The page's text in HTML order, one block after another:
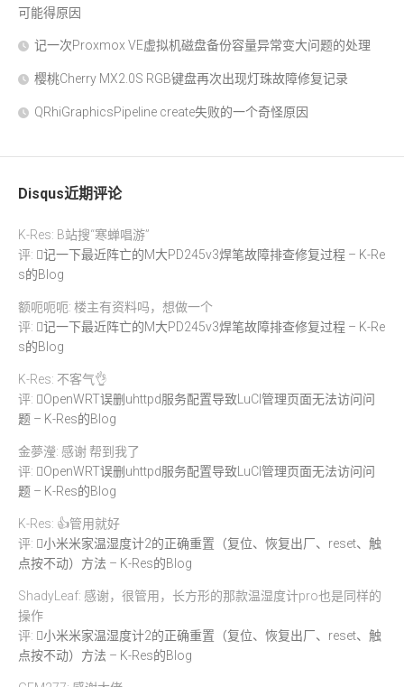
可能得原因
记一次Proxmox VE虚拟机磁盘备份容量异常变大问题的处理
樱桃Cherry MX2.0S RGB键盘再次出现灯珠故障修复记录
QRhiGraphicsPipeline create失败的一个奇怪原因
Disqus近期评论
K-Res: B站搜“寒蝉唱游”
评:
记一下最近阵亡的M大PD245v3焊笔故障排查修复过程 – K-Re
s的Blog
额呃呃呃: 楼主有资料吗，想做一个
评:
记一下最近阵亡的M大PD245v3焊笔故障排查修复过程 – K-Re
s的Blog
K-Res: 不客气👌
评:
OpenWRT误删uhttpd服务配置导致LuCI管理页面无法访问问
题 – K-Res的Blog
金夢瀅: 感谢 帮到我了
评:
OpenWRT误删uhttpd服务配置导致LuCI管理页面无法访问问
题 – K-Res的Blog
K-Res: 👍管用就好
评:
小米米家温湿度计2的正确重置（复位、恢复出厂、reset、触
点按不动）方法 – K-Res的Blog
ShadyLeaf: 感谢，很管用，长方形的那款温湿度计pro也是同样的
操作
评:
小米米家温湿度计2的正确重置（复位、恢复出厂、reset、触
点按不动）方法 – K-Res的Blog